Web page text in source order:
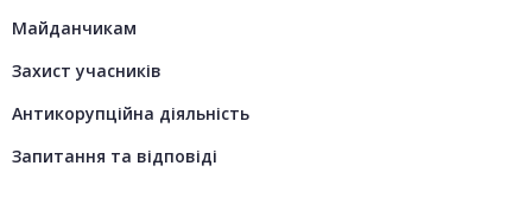
Майданчикам
Захист учасників
Антикорупційна діяльність
Запитання та відповіді